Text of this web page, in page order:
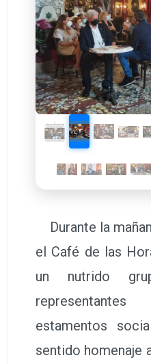
Durante la
el Café de las
un nutrido
estamentos
sentido homenaje